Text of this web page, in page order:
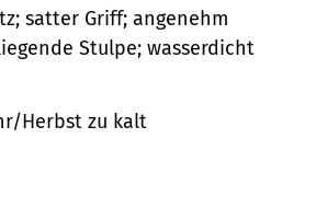
satter Griff; angenehm
Stulpe; wasserdicht
Herbst zu kalt